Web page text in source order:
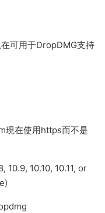
可用于DropDMG支持
現在使用https而不是
10.9, 10.10, 10.11, or